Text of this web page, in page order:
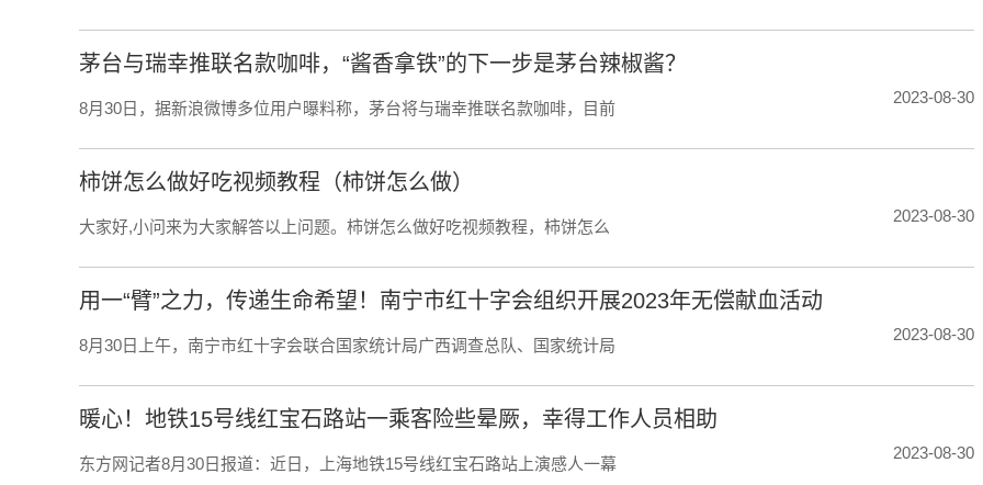
茅台与瑞幸推联名款咖啡，“酱香拿铁”的下一步是茅台辣椒酱？
8月30日，据新浪微博多位用户曝料称，茅台将与瑞幸推联名款咖啡，目前
2023-08-30
柿饼怎么做好吃视频教程（柿饼怎么做）
大家好,小问来为大家解答以上问题。柿饼怎么做好吃视频教程，柿饼怎么
2023-08-30
用一“臂”之力，传递生命希望！南宁市红十字会组织开展2023年无偿献血活动
8月30日上午，南宁市红十字会联合国家统计局广西调查总队、国家统计局
2023-08-30
暖心！地铁15号线红宝石路站一乘客险些晕厥，幸得工作人员相助
东方网记者8月30日报道：近日，上海地铁15号线红宝石路站上演感人一幕
2023-08-30